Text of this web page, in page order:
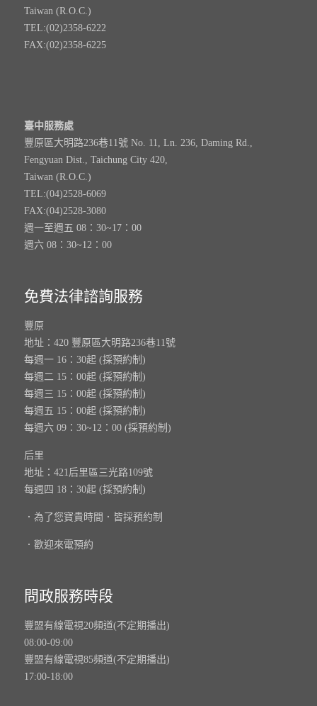
Taiwan (R.O.C.)
TEL:(02)2358-6222
FAX:(02)2358-6225
臺中服務處
豐原區大明路236巷11號 No. 11, Ln. 236, Daming Rd.,
Fengyuan Dist., Taichung City 420,
Taiwan (R.O.C.)
TEL:(04)2528-6069
FAX:(04)2528-3080
週一至週五 08：30~17：00
週六 08：30~12：00
免費法律諮詢服務
豐原
地址：420 豐原區大明路236巷11號
每週一 16：30起 (採預約制)
每週二 15：00起 (採預約制)
每週三 15：00起 (採預約制)
每週五 15：00起 (採預約制)
每週六 09：30~12：00 (採預約制)
后里
地址：421后里區三光路109號
每週四 18：30起 (採預約制)
．為了您寶貴時間．皆採預約制
．歡迎來電預約
問政服務時段
豐盟有線電視20頻道(不定期播出)
08:00-09:00
豐盟有線電視85頻道(不定期播出)
17:00-18:00